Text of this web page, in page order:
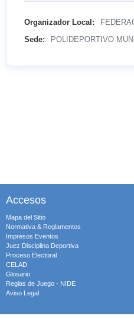
Organizador Local:
Sede: POLIDEPORTIVO
Accesos
Mapa del Sitio
Normativa & Reglamentos
Impresos Eventos
Juez Disciplina Deportiva
Proceso Electoral
CELAD
Glosario
Reglas de Juego - NIDE
Aviso Legal